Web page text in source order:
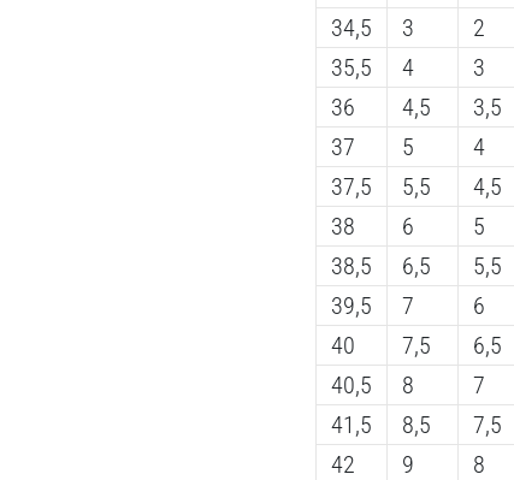
34,5
35,5
36
37
37,5
38
38,5
39,5
40
40,5
41,5
42
3
4
4,5
5
5,5
6
6,5
7
7,5
8
8,5
9
2
3
3,5
4
4,5
5
5,5
6
6,5
7
7,5
8